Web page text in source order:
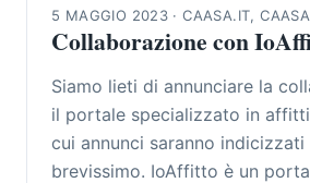
5 MAGGIO 2023 ·CAASA.IT,
Collaborazione con
Siamo lieti di annunciare la
il portale specializzato in
cui annunci saranno indicizzati
brevissimo. IoAffitto è un